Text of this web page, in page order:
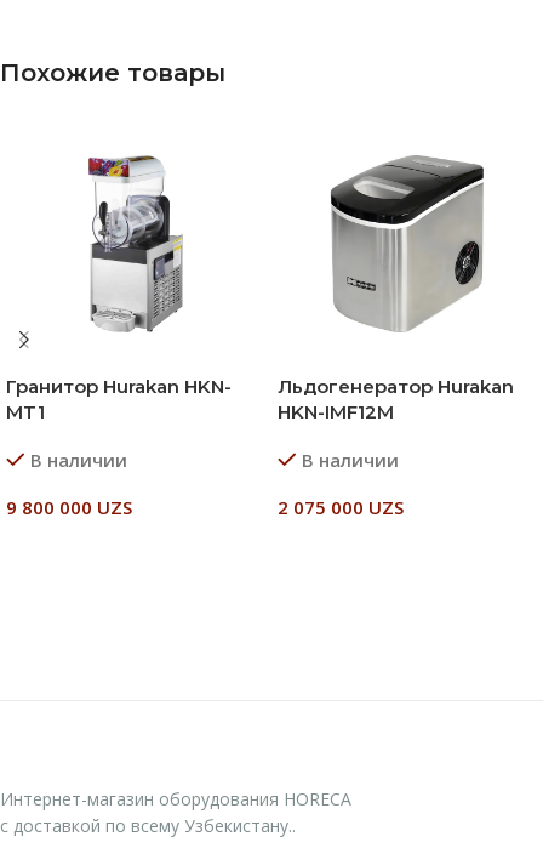
Похожие товары
Гранитор Hurakan HKN-
MT1
В наличии
9 800 000 UZS
Льдогенератор Hurakan
HKN-IMF12M
В наличии
2 075 000 UZS
Интернет-магазин оборудования HORECA
с доставкой по всему Узбекистану..